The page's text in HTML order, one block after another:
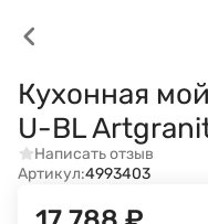
Кухонная
U-BL
Написать отзыв
Артикул:4993403